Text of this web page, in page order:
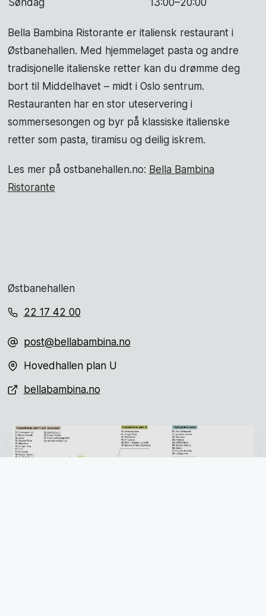
Søndag
13:00–20:00
Bella Bambina Ristorante er italiensk restaurant i
Østbanehallen. Med hjemmelaget pasta og andre
tradisjonelle italienske retter kan du drømme deg
bort til Middelhavet – midt i Oslo sentrum.
Restauranten har en stor uteservering i
sommersesongen og byr på klassiske italienske
retter som pasta, tiramisu og deilig iskrem.
Les mer på ostbanehallen.no: Bella Bambina
Ristorante
Østbanehallen
22 17 42 00
post@bellabambina.no
Hovedhallen plan U
bellabambina.no